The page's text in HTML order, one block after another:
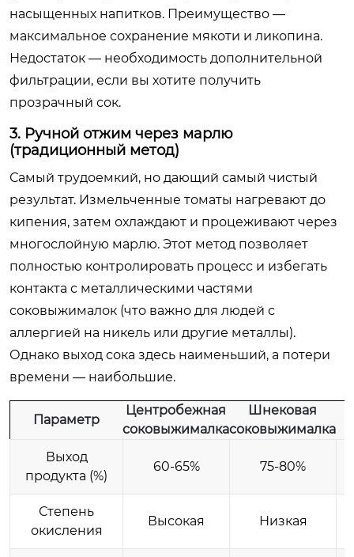
насыщенных напитков. Преимущество —
максимальное сохранение мякоти и ликопина.
Недостаток — необходимость дополнительной
фильтрации, если вы хотите получить
прозрачный сок.
3. Ручной отжим через марлю
(традиционный метод)
Самый трудоемкий, но дающий самый чистый
результат. Измельченные томаты нагревают до
кипения, затем охлаждают и процеживают через
многослойную марлю. Этот метод позволяет
полностью контролировать процесс и избегать
контакта с металлическими частями
соковыжималок (что важно для людей с
аллергией на никель или другие металлы).
Однако выход сока здесь наименьший, а потери
времени — наибольшие.
Параметр
Центробежная
соковыжималка
Шнековая
соковыжималка
Выход
продукта (%)
60-65% 75-80%
Степень
окисления
Высокая Низкая